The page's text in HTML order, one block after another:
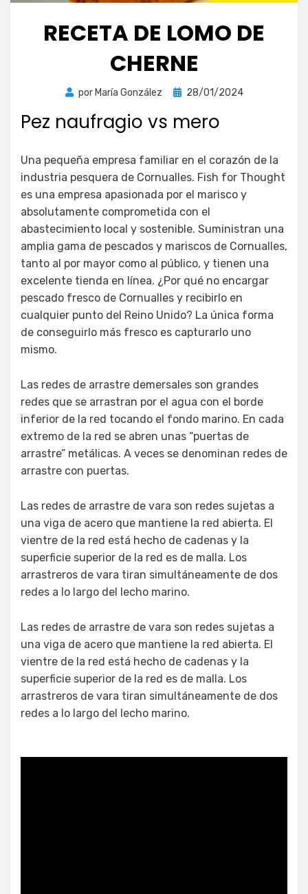
RECETA DE LOMO DE
CHERNE
por María González
Publicada
28/01/2024
Pez naufragio vs mero
Una pequeña empresa familiar en el corazón de la
industria pesquera de Cornualles. Fish for Thought
es una empresa apasionada por el marisco y
absolutamente comprometida con el
abastecimiento local y sostenible. Suministran una
amplia gama de pescados y mariscos de Cornualles,
tanto al por mayor como al público, y tienen una
excelente tienda en línea. ¿Por qué no encargar
pescado fresco de Cornualles y recibirlo en
cualquier punto del Reino Unido? La única forma
de conseguirlo más fresco es capturarlo uno
mismo.
Las redes de arrastre demersales son grandes
redes que se arrastran por el agua con el borde
inferior de la red tocando el fondo marino. En cada
extremo de la red se abren unas “puertas de
arrastre” metálicas. A veces se denominan redes de
arrastre con puertas.
Las redes de arrastre de vara son redes sujetas a
una viga de acero que mantiene la red abierta. El
vientre de la red está hecho de cadenas y la
superficie superior de la red es de malla. Los
arrastreros de vara tiran simultáneamente de dos
redes a lo largo del lecho marino.
Las redes de arrastre de vara son redes sujetas a
una viga de acero que mantiene la red abierta. El
vientre de la red está hecho de cadenas y la
superficie superior de la red es de malla. Los
arrastreros de vara tiran simultáneamente de dos
redes a lo largo del lecho marino.